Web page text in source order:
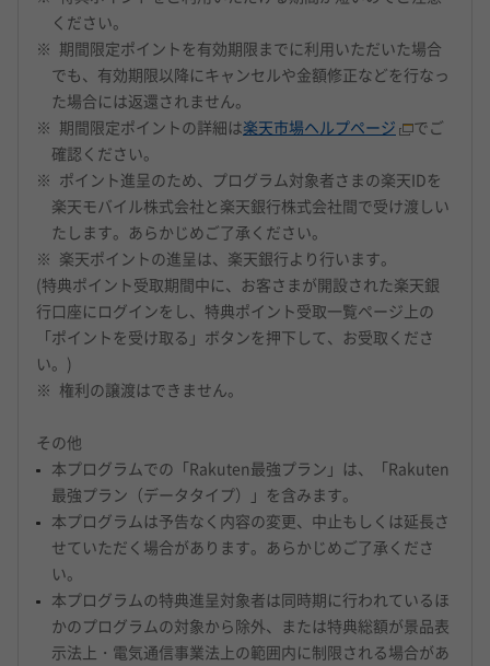
ください。
期間限定ポイントを有効期限までに利用いただいた場合
でも、有効期限以降にキャンセルや金額修正などを行なっ
た場合には返還されません。
期間限定ポイントの詳細は楽天市場ヘルプページ
でご
確認ください。
ポイント進呈のため、プログラム対象者さまの楽天IDを
楽天モバイル株式会社と楽天銀行株式会社間で受け渡しい
たします。あらかじめご了承ください。
楽天ポイントの進呈は、楽天銀行より行います。
(特典ポイント受取期間中に、お客さまが開設された楽天銀
行口座にログインをし、特典ポイント受取一覧ページ上の
「ポイントを受け取る」ボタンを押下して、お受取くださ
い。)
権利の譲渡はできません。
その他
本プログラムでの「Rakuten最強プラン」は、「Rakuten
最強プラン（データタイプ）」を含みます。
本プログラムは予告なく内容の変更、中止もしくは延長さ
せていただく場合があります。あらかじめご了承くださ
い。
本プログラムの特典進呈対象者は同時期に行われているほ
かのプログラムの対象から除外、または特典総額が景品表
示法上・電気通信事業法上の範囲内に制限される場合があ